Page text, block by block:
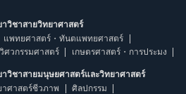
วิชาสายวิทยาศาสตร์
แพทยศาสตร์・ทันตแพทยศาสตร์
วิศวกรรมศาสตร์ เกษตรศาสตร์・การประมง
วิชาสายมนุษยศาสตร์และวิทยาศาสตร์
าศาสตร์ชีวภาพ
ศิลปกรรม